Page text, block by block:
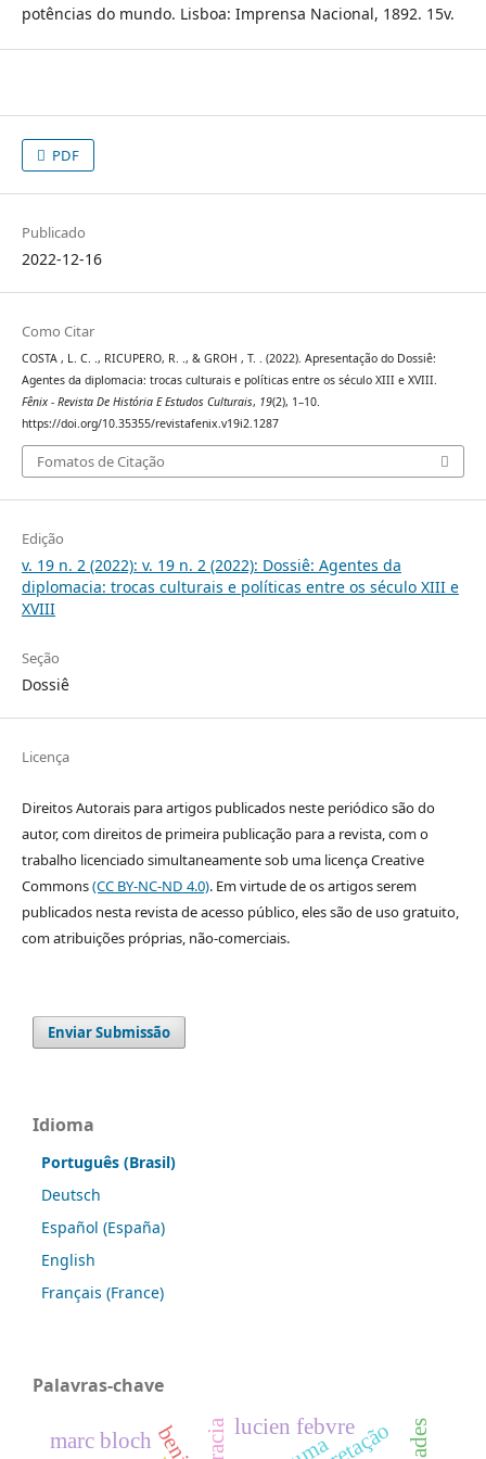
potências do mundo. Lisboa: Imprensa Nacional, 1892. 15v.
PDF
Publicado
2022-12-16
Como Citar
COSTA , L. C. ., RICUPERO, R. ., & GROH , T. . (2022). Apresentação do Dossiê:
Agentes da diplomacia: trocas culturais e políticas entre os século XIII e XVIII.
Fênix - Revista De História E Estudos Culturais, 19(2), 1–10.
https://doi.org/10.35355/revistafenix.v19i2.1287
Fomatos de Citação
Edição
v. 19 n. 2 (2022): v. 19 n. 2 (2022): Dossiê: Agentes da
diplomacia: trocas culturais e políticas entre os século XIII e
XVIII
Seção
Dossiê
Licença
Direitos Autorais para artigos publicados neste periódico são do
autor, com direitos de primeira publicação para a revista, com o
trabalho licenciado simultaneamente sob uma licença Creative
Commons(CC BY-NC-ND 4.0). Em virtude de os artigos serem
publicados nesta revista de acesso público, eles são de uso gratuito,
com atribuições próprias, não-comerciais.
Enviar Submissão
Idioma
Português (Brasil)
Deutsch
Español (España)
English
Français (France)
Palavras-chave
lucien febvre
marc bloch